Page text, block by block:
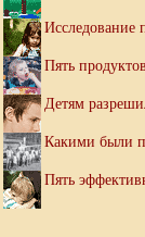
Исследование
Пять
Детям
Какими были
Пять